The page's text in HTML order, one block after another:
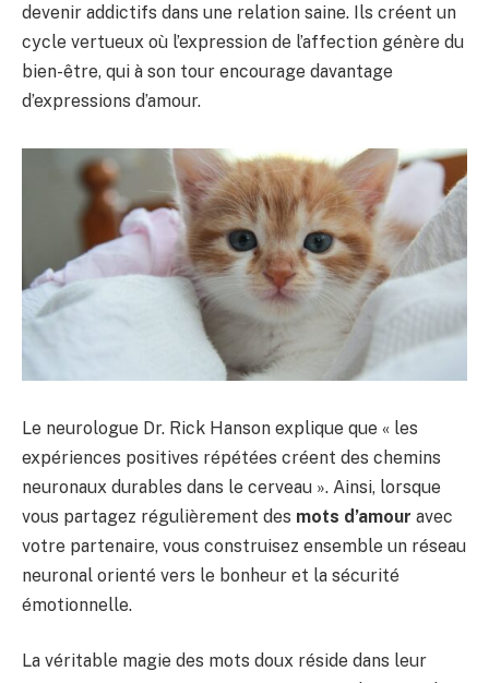
devenir addictifs dans une relation saine. Ils créent un
cycle vertueux où l’expression de l’affection génère du
bien-être, qui à son tour encourage davantage
d’expressions d’amour.
Le neurologue Dr. Rick Hanson explique que « les
expériences positives répétées créent des chemins
neuronaux durables dans le cerveau ». Ainsi, lorsque
vous partagez régulièrement des mots d’amour avec
votre partenaire, vous construisez ensemble un réseau
neuronal orienté vers le bonheur et la sécurité
émotionnelle.
La véritable magie des mots doux réside dans leur